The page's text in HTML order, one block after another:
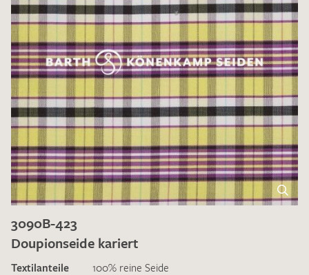
3090B-423
Doupionseide kariert
Textilanteile
100% reine Seide